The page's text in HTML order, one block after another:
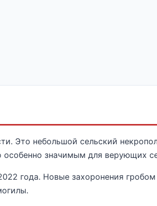
Это небольшой сельский
особенно значимым для верующих
года. Новые захоронения гробом